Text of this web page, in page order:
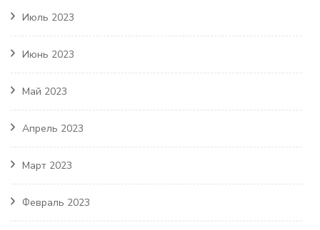
Июль 2023
Июнь 2023
Май 2023
Апрель 2023
Март 2023
Февраль 2023